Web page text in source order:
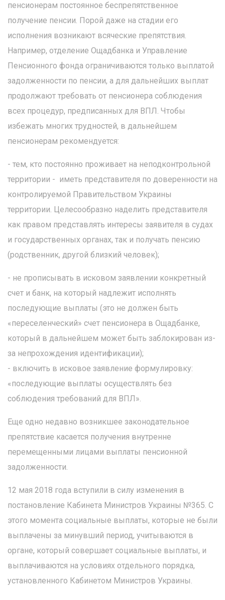
пенсионерам постоянное беспрепятственное
получение пенсии. Порой даже на стадии его
исполнения возникают всяческие препятствия.
Например, отделение Ощадбанка и Управление
Пенсионного фонда ограничиваются только выплатой
задолженности по пенсии, а для дальнейших выплат
продолжают требовать от пенсионера соблюдения
всех процедур, предписанных для ВПЛ. Чтобы
избежать многих трудностей, в дальнейшем
пенсионерам рекомендуется:
- тем, кто постоянно проживает на неподконтрольной
территории - иметь представителя по доверенности на
контролируемой Правительством Украины
территории. Целесообразно наделить представителя
как правом представлять интересы заявителя в судах
и государственных органах, так и получать пенсию
(родственник, другой близкий человек);
- не прописывать в исковом заявлении конкретный
счет и банк, на который надлежит исполнять
последующие выплаты (это не должен быть
«переселенческий» счет пенсионера в Ощадбанке,
который в дальнейшем может быть заблокирован из-
за непрохождения идентификации);
- включить в исковое заявление формулировку:
«последующие выплаты осуществлять без
соблюдения требований для ВПЛ».
Еще одно недавно возникшее законодательное
препятствие касается получения внутренне
перемещенными лицами выплаты пенсионной
задолженности.
12 мая 2018 года вступили в силу изменения в
постановление Кабинета Министров Украины №365. С
этого момента социальные выплаты, которые не были
выплачены за минувший период, учитываются в
органе, который совершает социальные выплаты, и
выплачиваются на условиях отдельного порядка,
установленного Кабинетом Министров Украины.